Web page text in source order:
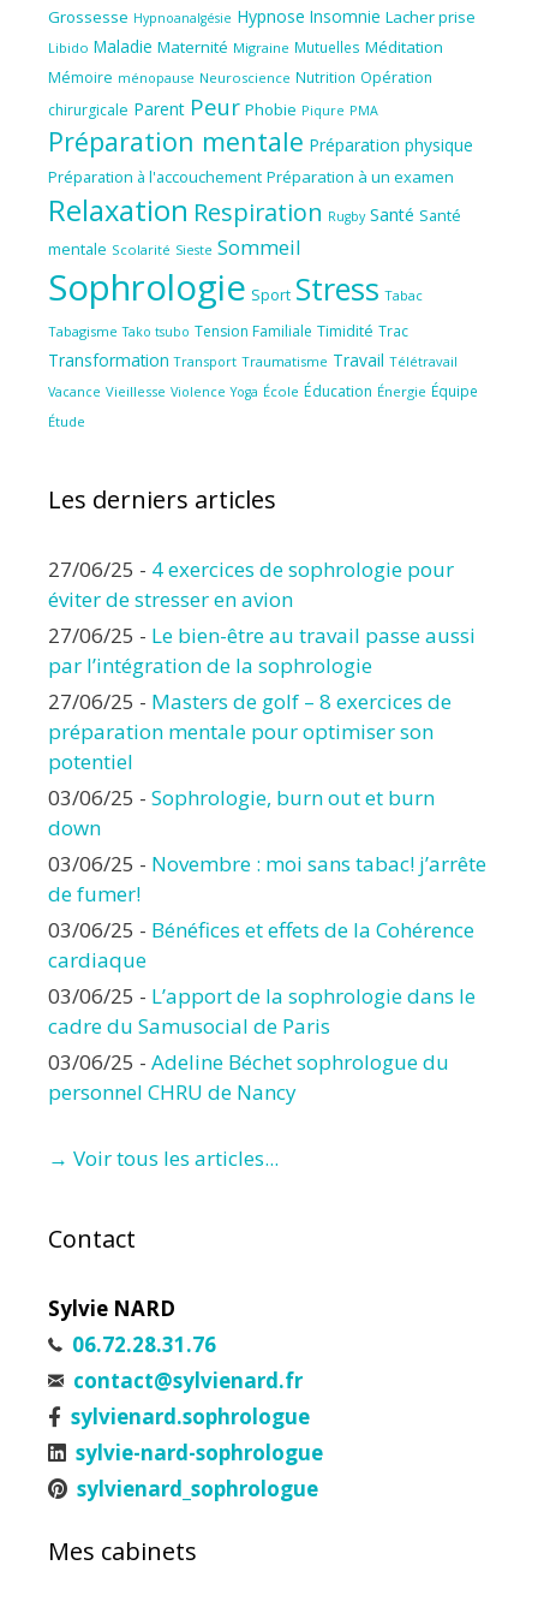
Grossesse Hypnoanalgésie Hypnose Insomnie Lacher prise
Libido Maladie Maternité Migraine Mutuelles Méditation
Mémoire ménopause Neuroscience Nutrition Opération
chirurgicale Parent Peur Phobie Piqure PMA
Préparation mentale Préparation physique
Préparation à l'accouchement Préparation à un examen
Relaxation Respiration Rugby Santé Santé
mentale Scolarité Sieste Sommeil
Sophrologie Sport Stress Tabac
Tabagisme Tako tsubo Tension Familiale Timidité Trac
Transformation Transport Traumatisme Travail Télétravail
Vacance Vieillesse Violence Yoga École Éducation Énergie Équipe
Étude
Les derniers articles
27/06/25 - 4 exercices de sophrologie pour
éviter de stresser en avion
27/06/25 - Le bien-être au travail passe aussi
par l’intégration de la sophrologie
27/06/25 - Masters de golf – 8 exercices de
préparation mentale pour optimiser son
potentiel
03/06/25 - Sophrologie, burn out et burn
down
03/06/25 - Novembre : moi sans tabac! j’arrête
de fumer!
03/06/25 - Bénéfices et effets de la Cohérence
cardiaque
03/06/25 - L’apport de la sophrologie dans le
cadre du Samusocial de Paris
03/06/25 - Adeline Béchet sophrologue du
personnel CHRU de Nancy
→ Voir tous les articles...
Contact
Sylvie NARD
06.72.28.31.76
contact@sylvienard.fr
sylvienard.sophrologue
sylvie-nard-sophrologue
sylvienard_sophrologue
Mes cabinets